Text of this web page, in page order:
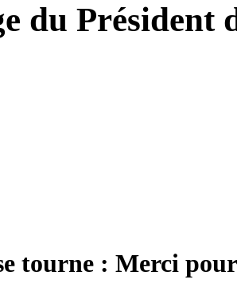
du Président
tourne : Merci